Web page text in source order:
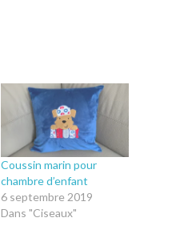
Coussin marin pour
chambre d’enfant
6 septembre 2019
Dans "Ciseaux"